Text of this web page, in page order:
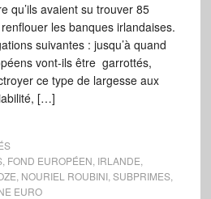
qu’ils avaient su trouver 85
les banques irlandaises.
suivantes : jusqu’à quand
vont-ils être garrottés,
ce type de largesse aux
[…]
, FOND EUROPÉEN IRLANDE
NOURIEL ROUBINI, SUBPRIMES,
EURO